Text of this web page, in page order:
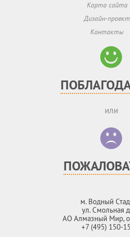
Карта сайта
Дизайн-проект
Контакты
или
м. Водный
ул. Смольная
АО Алмазный Мир,
+7 (495) 150-